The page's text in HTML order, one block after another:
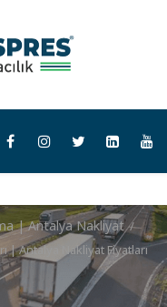
| Antalya Nakliyat /
| Antalya Nakliyat Fiyatları